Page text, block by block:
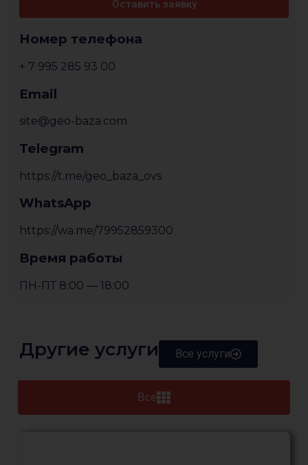
Номер телефона
+ 7 995 285 93 00
Email
site@geo-baza.com
Telegram
https://t.me/geo_baza_ovs
WhatsApp
https://wa.me/79952859300
Время работы
ПН-ПТ 8:00 — 18:00
Оставить заявку
Другие услуги Все услуги
Все